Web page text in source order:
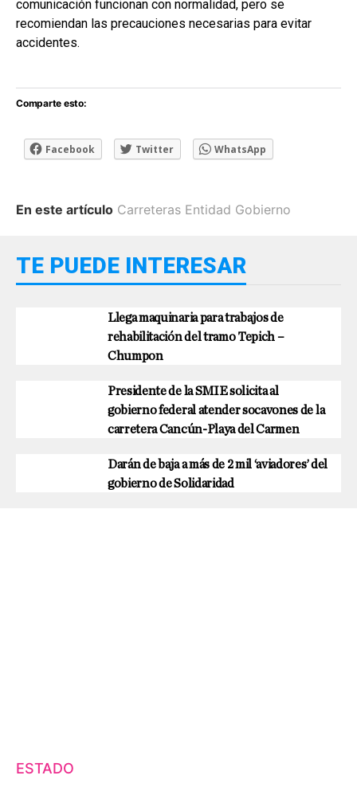
comunicación funcionan con normalidad, pero se
recomiendan las precauciones necesarias para evitar
accidentes.
Comparte esto:
Facebook Twitter WhatsApp
En este artículo Carreteras Entidad Gobierno
TE PUEDE INTERESAR
Llega maquinaria para trabajos de
rehabilitación del tramo Tepich –
Chumpon
Presidente de la SMIE solicita al
gobierno federal atender socavones de la
carretera Cancún-Playa del Carmen
Darán de baja a más de 2 mil ‘aviadores’ del
gobierno de Solidaridad
ESTADO